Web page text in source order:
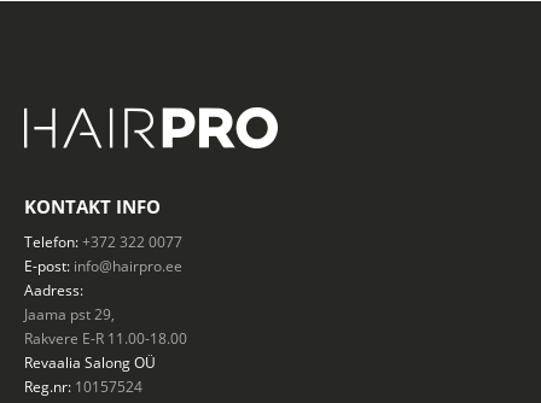
KONTAKT INFO
Telefon:+372 322 0077
E-post: info@hairpro.ee
Aadress:
Jaama pst 29,
Rakvere E-R 11.00-18.00
Revaalia SalongOÜ
Reg.nr: 10157524